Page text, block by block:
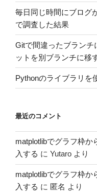
毎日同じ時間にブログ
で調査した結果
Gitで間違ったブランチ
ットを別ブランチに移
Pythonのライブラリを
最近のコメント
matplotlibでグラフ枠
入する に Yutaro より
matplotlibでグラフ枠
入する に 匿名 より